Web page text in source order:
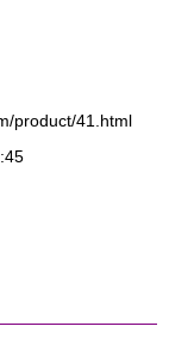
product/41.html